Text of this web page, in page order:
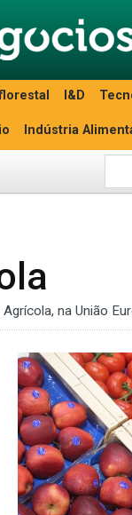
I&D
Indústria
na União